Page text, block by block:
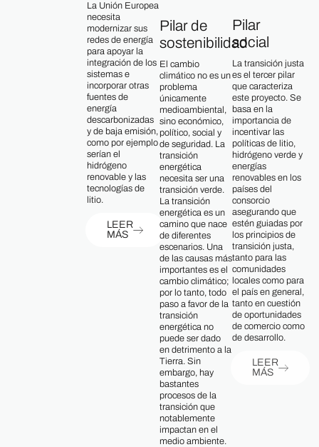
La Unión Europea
necesita
modernizar sus
redes de energía
para apoyar la
integración de los
sistemas e
incorporar otras
fuentes de
energía
descarbonizadas
y de baja emisión,
como por ejemplo
serían el
hidrógeno
renovable y las
tecnologías de
litio.
LEER
MÁS
Pilar de
sostenibilidad
El cambio
climático no es un
problema
únicamente
medioambiental,
sino económico,
político, social y
de seguridad. La
transición
energética
necesita ser una
transición verde.
La transición
energética es un
camino que nace
de diferentes
escenarios. Una
de las causas más
importantes es el
cambio climático;
por lo tanto, todo
paso a favor de la
transición
energética no
puede ser dado
en detrimento a la
Tierra. Sin
embargo, hay
bastantes
procesos de la
transición que
notablemente
impactan en el
medio ambiente.
Pilar
social
La transición justa
es el tercer pilar
que caracteriza
este proyecto. Se
basa en la
importancia de
incentivar las
políticas de litio,
hidrógeno verde y
energías
renovables en los
países del
consorcio
asegurando que
estén guiadas por
los principios de
transición justa,
tanto para las
comunidades
locales como para
el país en general,
tanto en cuestión
de oportunidades
de comercio como
de desarrollo.
LEER
MÁS